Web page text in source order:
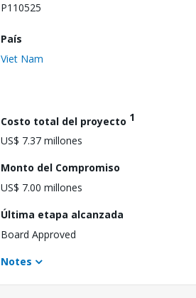
P110525
País
Viet Nam
Costo total del proyecto 1
US$ 7.37 millones
Monto del Compromiso
US$ 7.00 millones
Última etapa alcanzada
Board Approved
Notes